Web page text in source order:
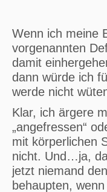
Wenn ich meine
vorgenannten
damit
dann würde ich
werde nicht
Klar, ich ärgere
„angefressen“
mit körperlichen
nicht. Und…ja,
jetzt niemand
behaupten,